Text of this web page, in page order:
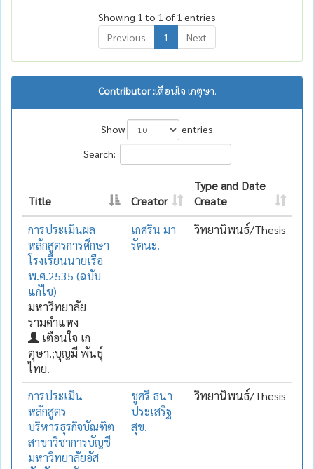
Showing 1 to 1 of 1 entries
Previous
1 Next
Contributor :เตือนใจ เกตุษา.
Show
entries
Search:
Title Creator
Type and Date
Create
การประเมินผล
หลักสูตรการศึกษา
โรงเรียนนายเรือ
พ.ศ.2535 (ฉบับ
แก้ไข)
มหาวิทยาลัย
รามคำแหง
เตือนใจ เก
ตุษา.;บุญมี พันธุ์
ไทย.
เกศริน มา
รัตนะ.
วิทยานิพนธ์/Thesis
การประเมิน
หลักสูตร
บริหารธุรกิจบัณฑิต
สาขาวิชาการบัญชี
มหาวิทยาลัยอัส
ชูศรี ธนา
ประเสริฐ
สุข.
วิทยานิพนธ์/Thesis